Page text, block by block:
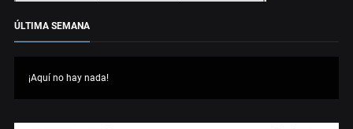
ÚLTIMA SEMANA
¡Aquí no hay nada!